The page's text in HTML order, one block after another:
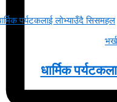
धार्मिक